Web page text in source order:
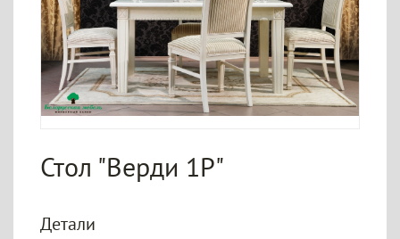
Стол "Верди 1Р"
Детали